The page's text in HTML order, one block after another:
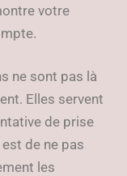
votre
ne sont pas là
Elles servent
de prise
de ne pas
les